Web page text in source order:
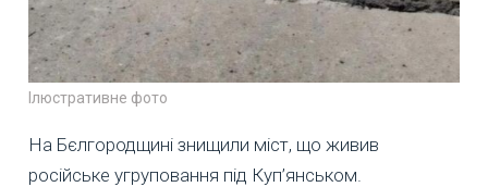
Ілюстративне фото
На Бєлгородщині знищили міст, що живив
російське угруповання під Куп’янськом.